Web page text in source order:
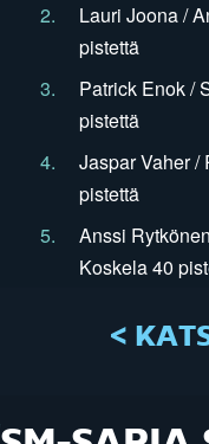
2.
Lauri Joona /
pistettä
3.
Patrick Enok /
pistettä
4.
Jaspar Vaher /
pistettä
5.
Anssi
Koskela 40
<